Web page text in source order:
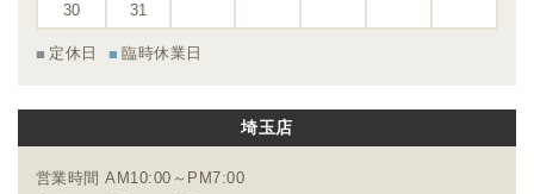
30 31
定休日 臨時休業日
埼玉店
営業時間 AM10:00～PM7:00